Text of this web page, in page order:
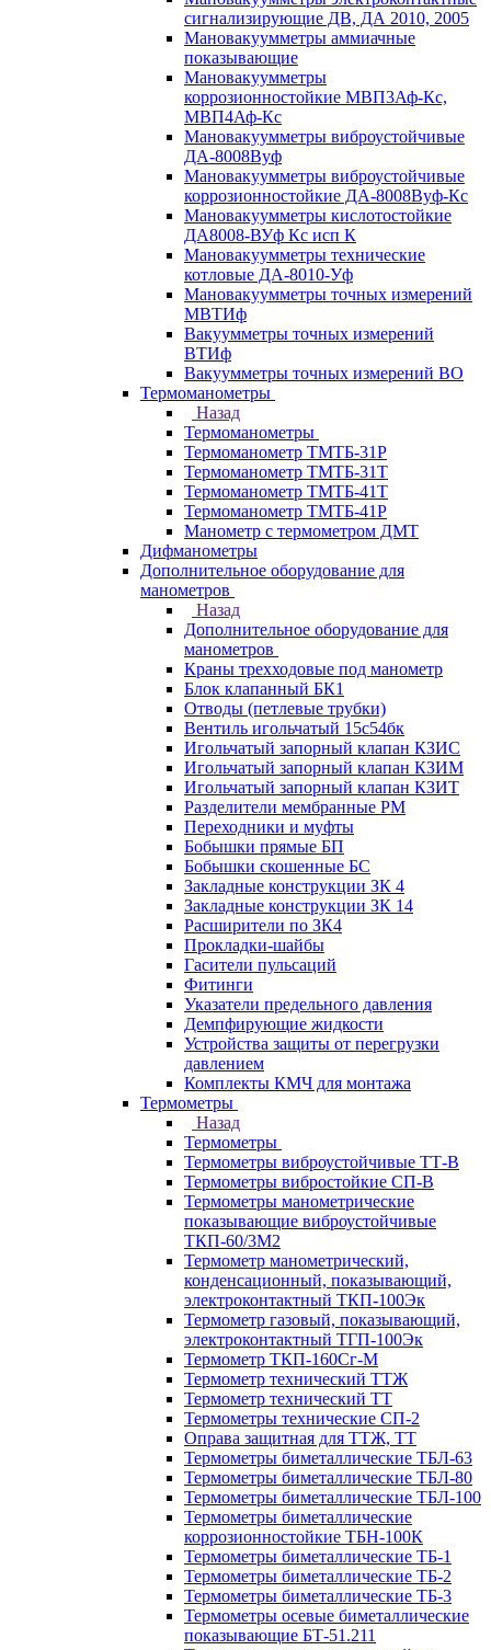
сигнализирующие ДВ, ДА 2010, 2005
Мановакуумметры аммиачные
показывающие
Мановакуумметры
коррозионностойкие МВП3Аф-Кс,
МВП4Аф-Кс
Мановакуумметры виброустойчивые
ДА-8008Вуф
Мановакуумметры виброустойчивые
коррозионностойкие ДА-8008Вуф-Кс
Мановакуумметры кислотостойкие
ДА8008-ВУф Кс исп К
Мановакуумметры технические
котловые ДА-8010-Уф
Мановакуумметры точных измерений
МВТИф
Вакуумметры точных измерений
ВТИф
Вакуумметры точных измерений ВО
Термоманометры
Назад
Термоманометры
Термоманометр ТМТБ-31Р
Термоманометр ТМТБ-31Т
Термоманометр ТМТБ-41Т
Термоманометр ТМТБ-41Р
Манометр с термометром ДМТ
Дифманометры
Дополнительное оборудование для
манометров
Назад
Дополнительное оборудование для
манометров
Краны трехходовые под манометр
Блок клапанный БК1
Отводы (петлевые трубки)
Вентиль игольчатый 15с54бк
Игольчатый запорный клапан КЗИС
Игольчатый запорный клапан КЗИМ
Игольчатый запорный клапан КЗИТ
Разделители мембранные РМ
Переходники и муфты
Бобышки прямые БП
Бобышки скошенные БС
Закладные конструкции ЗК 4
Закладные конструкции ЗК 14
Расширители по ЗК4
Прокладки-шайбы
Гасители пульсаций
Фитинги
Указатели предельного давления
Демпфирующие жидкости
Устройства защиты от перегрузки
давлением
Комплекты КМЧ для монтажа
Термометры
Назад
Термометры
Термометры виброустойчивые ТТ-В
Термометры вибростойкие СП-В
Термометры манометрические
показывающие виброустойчивые
ТКП-60/3М2
Термометр манометрический,
конденсационный, показывающий,
электроконтактный ТКП-100Эк
Термометр газовый, показывающий,
электроконтактный ТГП-100Эк
Термометр ТКП-160Сг-М
Термометр технический ТТЖ
Термометр технический ТТ
Термометры технические СП-2
Оправа защитная для ТТЖ, ТТ
Термометры биметаллические ТБЛ-63
Термометры биметаллические ТБЛ-80
Термометры биметаллические ТБЛ-100
Термометры биметаллические
коррозионностойкие ТБН-100К
Термометры биметаллические ТБ-1
Термометры биметаллические ТБ-2
Термометры биметаллические ТБ-3
Термометры осевые биметаллические
показывающие БТ-51.211